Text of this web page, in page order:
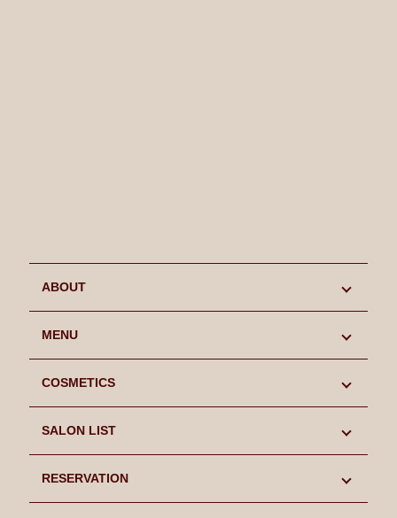
ABOUT
初めての方へ
キャンペーン情報
スタッフ紹介
よくあるご質問
MENU
MENU
LIFCOOL
SINN PURETE
COSMETICS
COSMETICS
SINN PURETE
SALON LIST
SALON LIST
RESERVATION